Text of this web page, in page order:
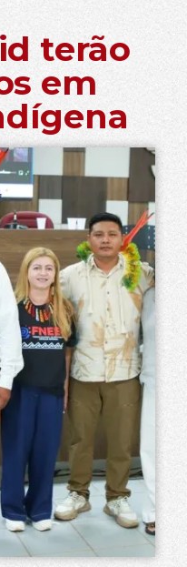
terão
em